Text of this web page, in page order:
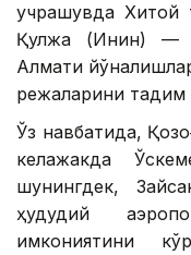
учрашувда Хитой
Қулжа (Инин) —
Алмати
режаларини тақдим
Ўз навбатида,
келажакда
шунингдек,
ҳудудий
имкониятини